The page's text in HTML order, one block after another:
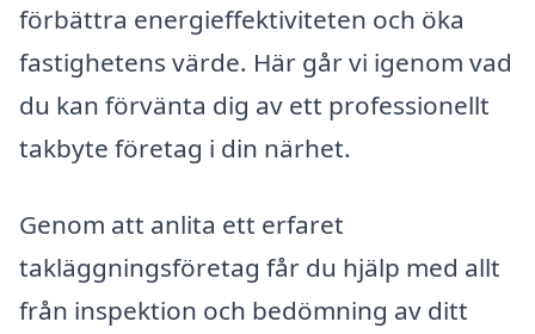
förbättra energieffektiviteten och öka
fastighetens värde. Här går vi igenom vad
du kan förvänta dig av ett professionellt
takbyte företag i din närhet.
Genom att anlita ett erfaret
takläggningsföretag får du hjälp med allt
från inspektion och bedömning av ditt